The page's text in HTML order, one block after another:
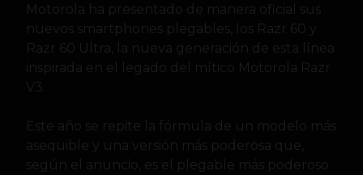
Motorola ha presentado de manera oficial sus
nuevos smartphones plegables, los Razr 60 y
Razr 60 Ultra, la nueva generación de esta línea
inspirada en el legado del mítico Motorola Razr
V3.
Este año se repite la fórmula de un modelo más
asequible y una versión más poderosa que,
según el anuncio, es el plegable más poderoso